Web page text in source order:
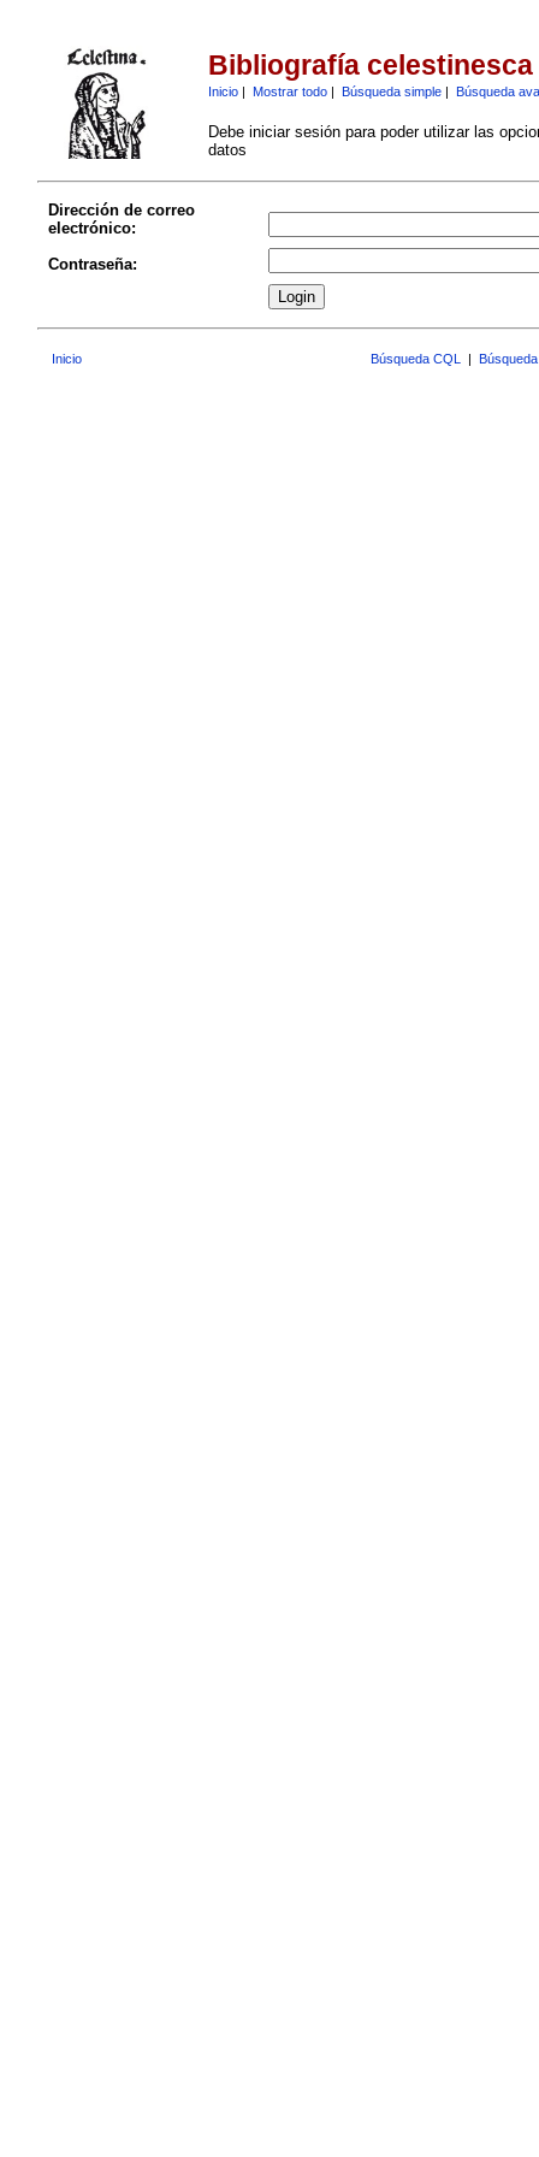
Bibliografía celestinesca
Inicio| Mostrar todo| Búsqueda simple| Búsqueda
Debe iniciar sesión para poder utilizar las
datos
Dirección de correo
electrónico:
Contraseña:
Inicio Búsqueda CQL |